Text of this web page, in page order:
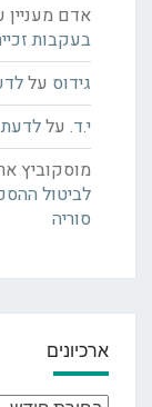
אדם מעניין
בעקבות
גידוס על
י.ד.על
מוסקוביץ
לביטול
סוריה
ארכיונים